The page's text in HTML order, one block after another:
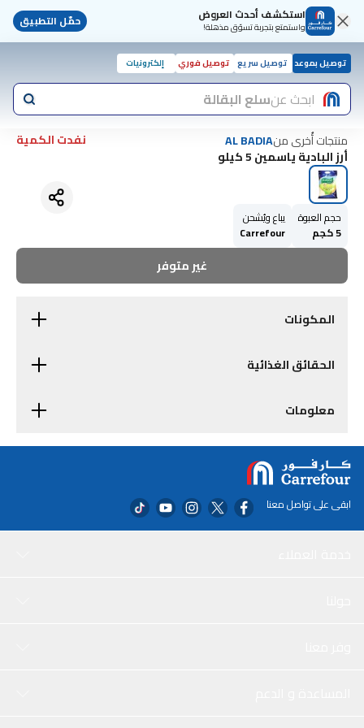
استكشف أحدث العروض
واستمتع بتجربة تسوّق مذهلة! حمّل التطبيق
توصيل بموعد توصيل سريع توصيل فوري إلكترونيات
ابحث عنسلع البقالة
منتجات أُخرى منAL BADIA
نفدت الكمية
أرز البادية ياسمين 5 كيلو
حجم العبوة
5 كجم
يباع ويُشحن
Carrefour
غير متوفر
المكونات
الحقائق الغذائية
معلومات
ابقى على تواصل معنا